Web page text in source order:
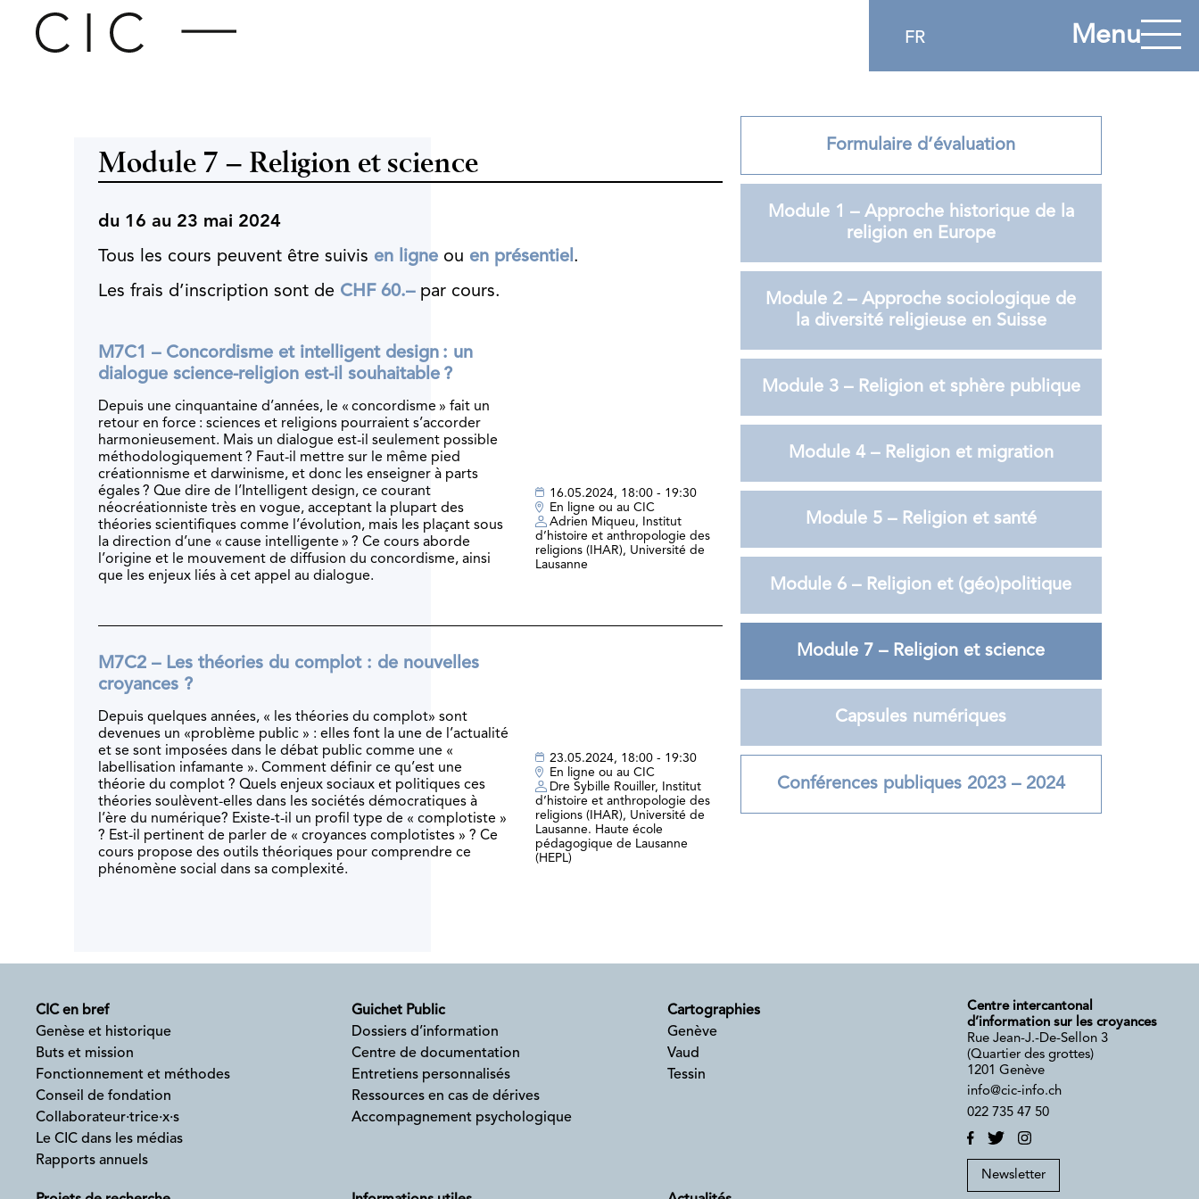
FR Menu
Module 7 – Religion et science
du 16 au 23 mai 2024
Tous les cours peuvent être suivis en ligneou en présentiel.
Les frais d’inscription sont de CHF 60.–par cours.
M7C1 – Concordisme et intelligent design : un
dialogue science-religion est-il souhaitable ?
Depuis une cinquantaine d’années, le « concordisme » fait un
retour en force : sciences et religions pourraient s’accorder
harmonieusement. Mais un dialogue est-il seulement possible
méthodologiquement ? Faut-il mettre sur le même pied
créationnisme et darwinisme, et donc les enseigner à parts
égales ? Que dire de l’Intelligent design, ce courant
néocréationniste très en vogue, acceptant la plupart des
théories scientifiques comme l’évolution, mais les plaçant sous
la direction d’une « cause intelligente » ? Ce cours aborde
l’origine et le mouvement de diffusion du concordisme, ainsi
que les enjeux liés à cet appel au dialogue.
16.05.2024, 18:00 - 19:30
En ligne ou au CIC
Adrien Miqueu, Institut
d’histoire et anthropologie des
religions (IHAR), Université de
Lausanne
M7C2 – Les théories du complot : de nouvelles
croyances ?
Depuis quelques années, « les théories du complot» sont
devenues un «problème public » : elles font la une de l’actualité
et se sont imposées dans le débat public comme une «
labellisation infamante ». Comment définir ce qu’est une
théorie du complot ? Quels enjeux sociaux et politiques ces
théories soulèvent-elles dans les sociétés démocratiques à
l’ère du numérique? Existe-t-il un profil type de « complotiste »
? Est-il pertinent de parler de « croyances complotistes » ? Ce
cours propose des outils théoriques pour comprendre ce
phénomène social dans sa complexité.
23.05.2024, 18:00 - 19:30
En ligne ou au CIC
Dre Sybille Rouiller, Institut
d’histoire et anthropologie des
religions (IHAR), Université de
Lausanne. Haute école
pédagogique de Lausanne
(HEPL)
Formulaire d’évaluation
Module 1 – Approche historique de la
religion en Europe
Module 2 – Approche sociologique de
la diversité religieuse en Suisse
Module 3 – Religion et sphère publique
Module 4 – Religion et migration
Module 5 – Religion et santé
Module 6 – Religion et (géo)politique
Module 7 – Religion et science
Capsules numériques
Conférences publiques 2023 – 2024
CIC en bref
Genèse et historique
Buts et mission
Fonctionnement et méthodes
Conseil de fondation
Collaborateur·trice·x·s
Le CIC dans les médias
Rapports annuels
Guichet Public
Dossiers d’information
Centre de documentation
Entretiens personnalisés
Ressources en cas de dérives
Accompagnement psychologique
Cartographies
Genève
Vaud
Tessin
Centre intercantonal
d’information sur les croyances
Rue Jean-J.-De-Sellon 3
(Quartier des grottes)
1201 Genève
info@cic-info.ch
022 735 47 50
Newsletter